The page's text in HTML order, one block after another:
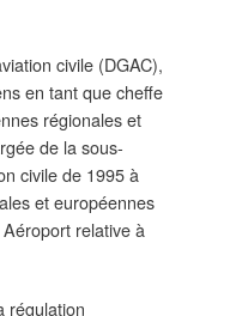
civile (DGAC),
en tant que cheffe
régionales et
de la sous-
civile de 1995 à
et européennes
relative à
régulation